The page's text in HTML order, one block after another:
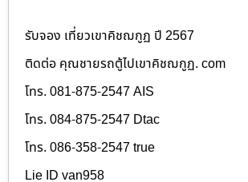
รับจอง เที่ยวเขาคิชฌกูฏ ปี 2567
ติดต่อ คุณชายรถตู้ไปเขาคิชฌกูฏ. com
โทร. 081-875-2547 AIS
โทร. 084-875-2547 Dtac
โทร. 086-358-2547 true
Lie ID van958